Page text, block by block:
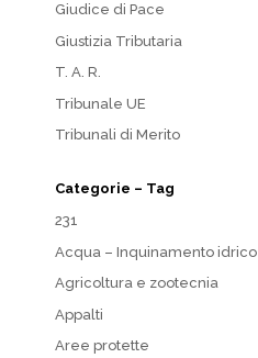
Giudice di Pace
Giustizia Tributaria
T. A. R.
Tribunale UE
Tribunali di Merito
Categorie – Tag
231
Acqua – Inquinamento idrico
Agricoltura e zootecnia
Appalti
Aree protette